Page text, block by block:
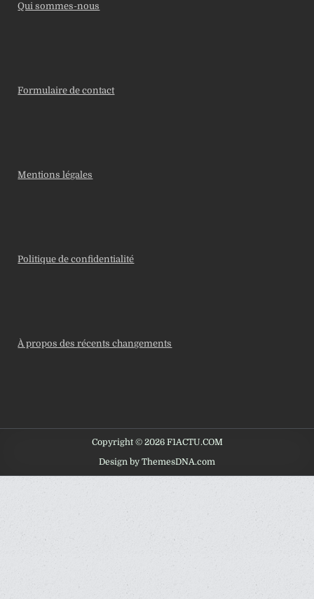
Qui sommes-nous
Formulaire de contact
Mentions légales
Politique de confidentialité
À propos des récents changements
Copyright © 2026 F1ACTU.COM
Design by ThemesDNA.com